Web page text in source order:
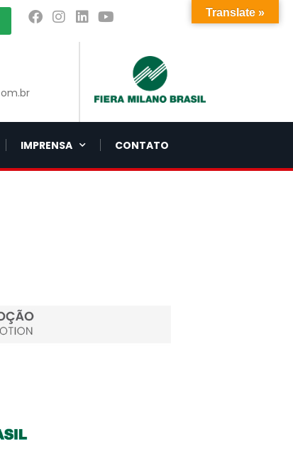
IMPRENSA CONTATO
Translate »